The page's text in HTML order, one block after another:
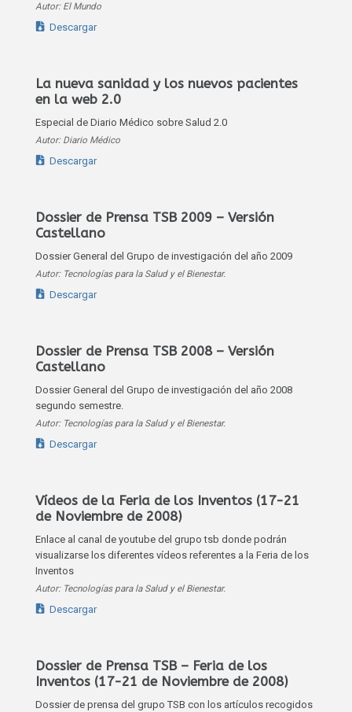
Autor: El Mundo
Descargar
La nueva sanidad y los nuevos pacientes
en la web 2.0
Especial de Diario Médico sobre Salud 2.0
Autor: Diario Médico
Descargar
Dossier de Prensa TSB 2009 – Versión
Castellano
Dossier General del Grupo de investigación del año 2009
Autor: Tecnologías para la Salud y el Bienestar.
Descargar
Dossier de Prensa TSB 2008 – Versión
Castellano
Dossier General del Grupo de investigación del año 2008
segundo semestre.
Autor: Tecnologías para la Salud y el Bienestar.
Descargar
Vídeos de la Feria de los Inventos (17-21
de Noviembre de 2008)
Enlace al canal de youtube del grupo tsb donde podrán
visualizarse los diferentes vídeos referentes a la Feria de los
Inventos
Autor: Tecnologías para la Salud y el Bienestar.
Descargar
Dossier de Prensa TSB – Feria de los
Inventos (17-21 de Noviembre de 2008)
Dossier de prensa del grupo TSB con los artículos recogidos